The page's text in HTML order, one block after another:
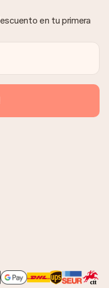
nuestro equipo de
electrónico o chat y
ti.
relativa a tu regalo se
El regalo se enviará
que la
le enviaremos nada
sepa quién se lo
en tu primera